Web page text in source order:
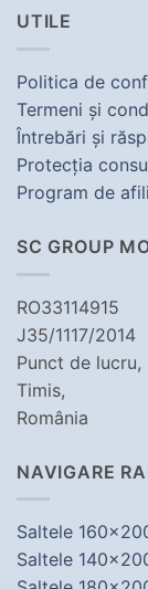
UTILE
Politica de
Termeni şi
Întrebări şi
Protecţia
Program de
SC GROUP
RO33114915
J35/1117/2014
Punct de lucru,
Timis,
România
NAVIGARE
Saltele
Saltele